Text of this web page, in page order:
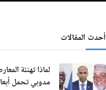
أحدث المقالات
لماذا تهنئة
مدوبي تحمل